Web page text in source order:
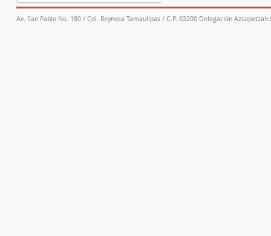
Av. San Pablo No. 180 / Col. Reynosa Tamaulipas / C.P. 02200 Delegación